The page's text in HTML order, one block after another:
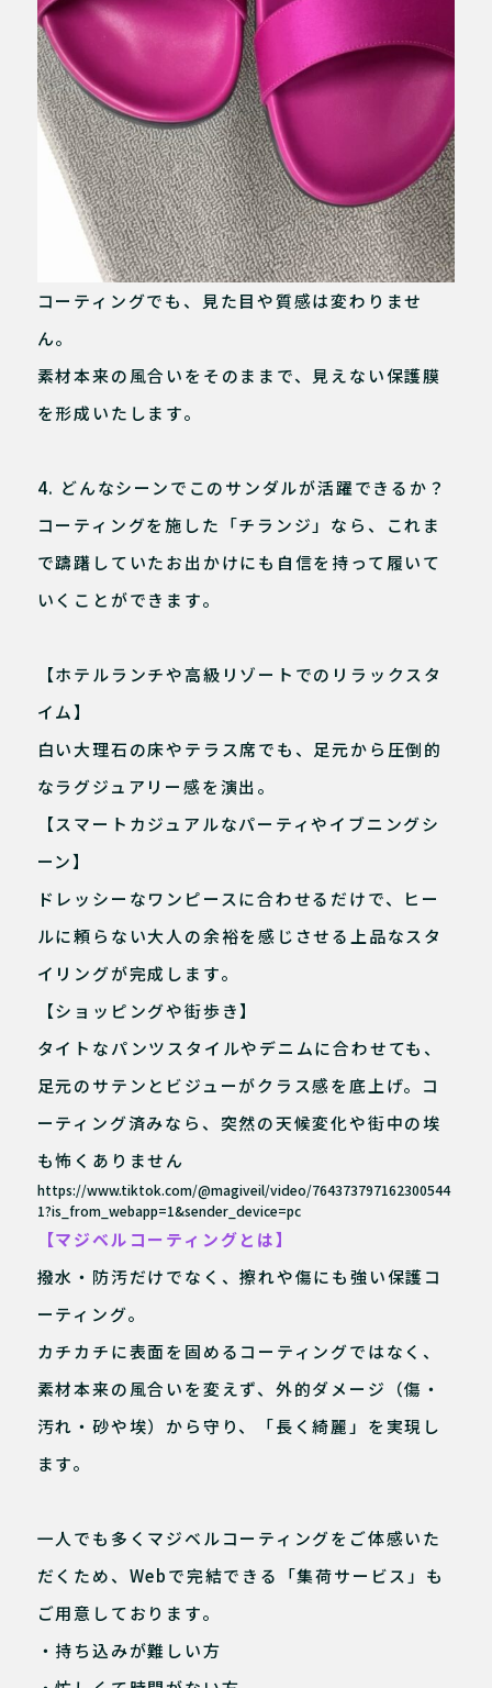
コーティングでも、見た目や質感は変わりませ
ん。
素材本来の風合いをそのままで、見えない保護膜
を形成いたします。
4. どんなシーンでこのサンダルが活躍できるか？
コーティングを施した「チランジ」なら、これま
で躊躇していたお出かけにも自信を持って履いて
いくことができます。
【ホテルランチや高級リゾートでのリラックスタ
イム】
白い大理石の床やテラス席でも、足元から圧倒的
なラグジュアリー感を演出。
【スマートカジュアルなパーティやイブニングシ
ーン】
ドレッシーなワンピースに合わせるだけで、ヒー
ルに頼らない大人の余裕を感じさせる上品なスタ
イリングが完成します。
【ショッピングや街歩き】
タイトなパンツスタイルやデニムに合わせても、
足元のサテンとビジューがクラス感を底上げ。コ
ーティング済みなら、突然の天候変化や街中の埃
も怖くありません
https://www.tiktok.com/@magiveil/video/764373797162300544
1?is_from_webapp=1&sender_device=pc
【マジベルコーティングとは】
撥水・防汚だけでなく、擦れや傷にも強い保護コ
ーティング。
カチカチに表面を固めるコーティングではなく、
素材本来の風合いを変えず、外的ダメージ（傷・
汚れ・砂や埃）から守り、「長く綺麗」を実現し
ます。
一人でも多くマジベルコーティングをご体感いた
だくため、Webで完結できる「集荷サービス」も
ご用意しております。
・持ち込みが難しい方